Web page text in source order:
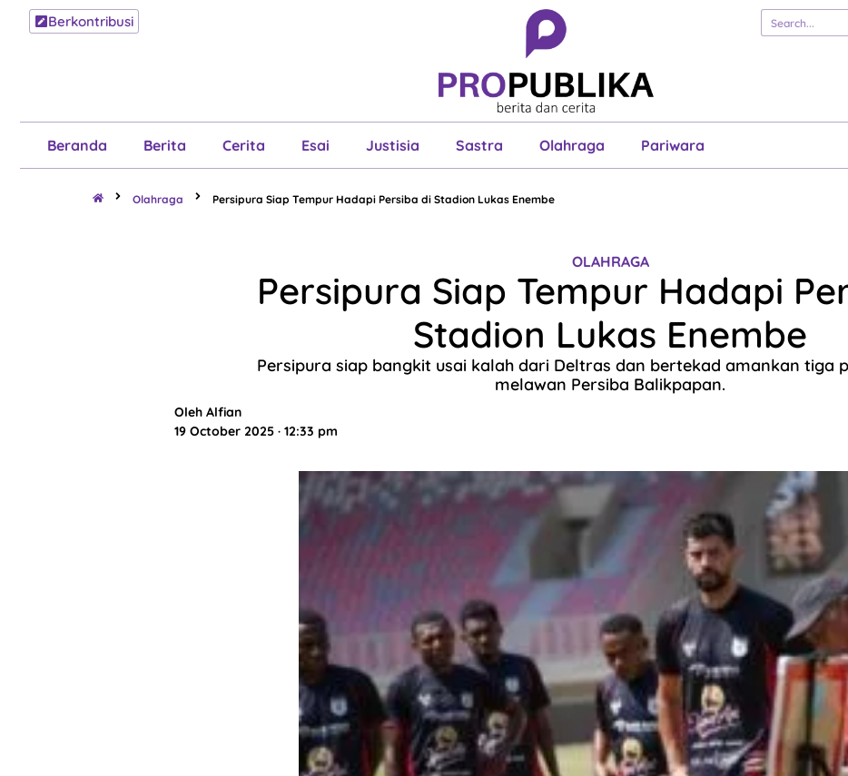
Berkontribusi
Beranda Berita Cerita Esai Justisia Sastra Olahraga Pariwara
Berita Cerita Esai Justisia
Pariwara
Olahraga Persipura Siap Tempur Hadapi Persiba di Stadion Lukas Enembe
OLAHRAGA
Persipura Siap Tempur Hadapi
Stadion Lukas Enembe
Persipura siap bangkit usai kalah dari Deltras dan bertekad amankan tiga
melawan Persiba Balikpapan.
Oleh Alfian
19 October 2025 · 12:33 pm